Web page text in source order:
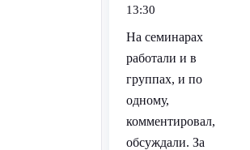
13:30
На семинарах
работали и в
группах, и по
одному,
комментировал,
обсуждали. За